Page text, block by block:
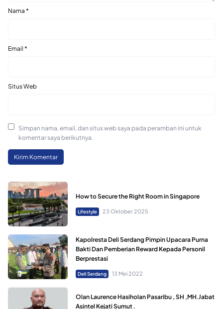
Nama *
Email *
Situs Web
Simpan nama, email, dan situs web saya pada peramban ini untuk
komentar saya berikutnya.
How to Secure the Right Room in Singapore
Lifestyle 23 Oktober 2025
Kapolresta Deli Serdang Pimpin Upacara Purna
Bakti Dan Pemberian Reward Kepada Personil
Berprestasi
Deli Serdang 13 Mei 2022
Olan Laurence Hasiholan Pasaribu , SH ,MH.Jabat
Asintel Kejati Sumut .